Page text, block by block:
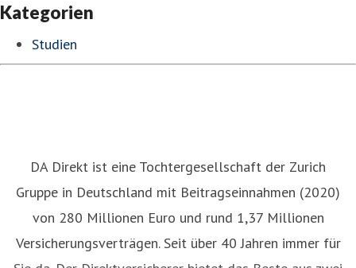
Kategorien
Studien
DA Direkt ist eine Tochtergesellschaft der Zurich
Gruppe in Deutschland mit Beitragseinnahmen (2020)
von 280 Millionen Euro und rund 1,37 Millionen
Versicherungsverträgen. Seit über 40 Jahren immer für